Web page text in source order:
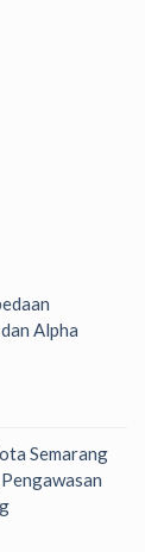
Alpha
Semarang